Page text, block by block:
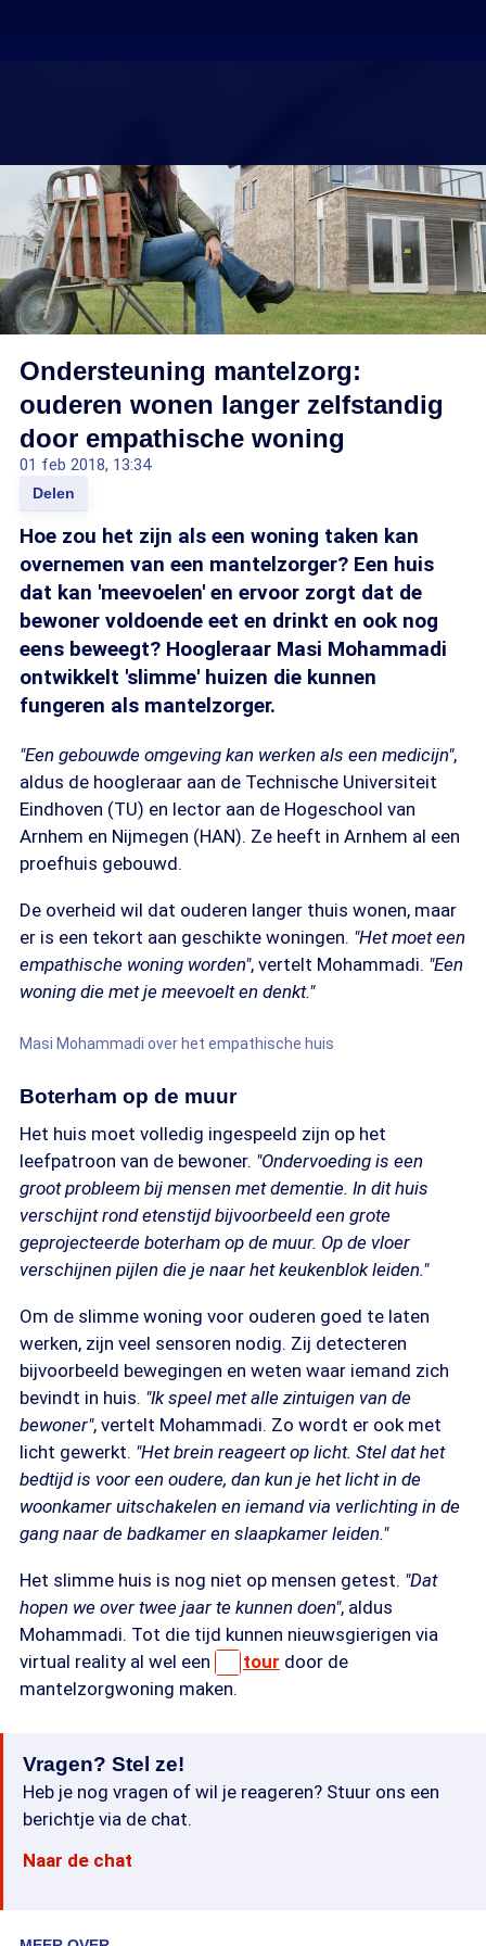
Ondersteuning mantelzorg:
ouderen wonen langer zelfstandig
door empathische woning
01 feb 2018, 13:34
Delen
Hoe zou het zijn als een woning taken kan
overnemen van een mantelzorger? Een huis
dat kan 'meevoelen' en ervoor zorgt dat de
bewoner voldoende eet en drinkt en ook nog
eens beweegt? Hoogleraar Masi Mohammadi
ontwikkelt 'slimme' huizen die kunnen
fungeren als mantelzorger.
"Een gebouwde omgeving kan werken als een medicijn",
aldus de hoogleraar aan de Technische Universiteit
Eindhoven (TU) en lector aan de Hogeschool van
Arnhem en Nijmegen (HAN). Ze heeft in Arnhem al een
proefhuis gebouwd.
De overheid wil dat ouderen langer thuis wonen, maar
er is een tekort aan geschikte woningen. "Het moet een
empathische woning worden", vertelt Mohammadi. "Een
woning die met je meevoelt en denkt."
Masi Mohammadi over het empathische huis
Boterham op de muur
Het huis moet volledig ingespeeld zijn op het
leefpatroon van de bewoner. "Ondervoeding is een
groot probleem bij mensen met dementie. In dit huis
verschijnt rond etenstijd bijvoorbeeld een grote
geprojecteerde boterham op de muur. Op de vloer
verschijnen pijlen die je naar het keukenblok leiden."
Om de slimme woning voor ouderen goed te laten
werken, zijn veel sensoren nodig. Zij detecteren
bijvoorbeeld bewegingen en weten waar iemand zich
bevindt in huis. "Ik speel met alle zintuigen van de
bewoner", vertelt Mohammadi. Zo wordt er ook met
licht gewerkt. "Het brein reageert op licht. Stel dat het
bedtijd is voor een oudere, dan kun je het licht in de
woonkamer uitschakelen en iemand via verlichting in de
gang naar de badkamer en slaapkamer leiden."
Het slimme huis is nog niet op mensen getest. "Dat
hopen we over twee jaar te kunnen doen", aldus
Mohammadi. Tot die tijd kunnen nieuwsgierigen via
virtual reality al wel een
tour door de
mantelzorgwoning maken.
Vragen? Stel ze!
Heb je nog vragen of wil je reageren? Stuur ons een
berichtje via de chat.
Naar de chat